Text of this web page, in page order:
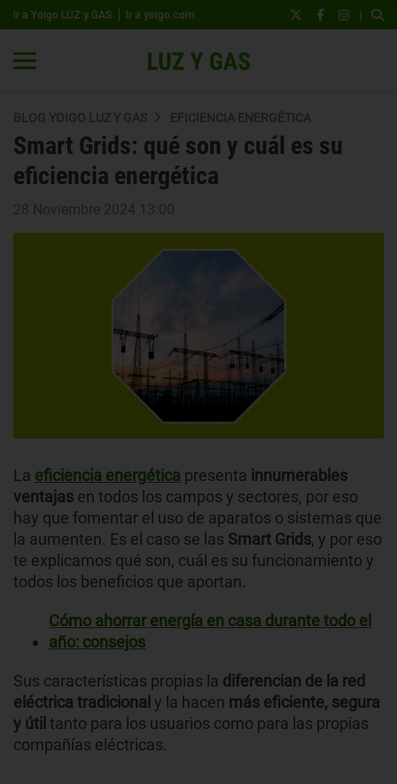
Ir a Yoigo LUZ y GAS Ir a yoigo.com |
BLOG YOIGO LUZ Y GAS EFICIENCIA ENERGÉTICA
Smart Grids: qué son y cuál es su
eficiencia energética
28 Noviembre 2024 13:00
La eficiencia energética presenta innumerables
ventajas en todos los campos y sectores, por eso
hay que fomentar el uso de aparatos o sistemas que
la aumenten. Es el caso se las Smart Grids, y por eso
te explicamos qué son, cuál es su funcionamiento y
todos los beneficios que aportan.
Cómo ahorrar energía en casa durante todo el
año: consejos
Sus características propias la diferencian de la red
eléctrica tradicional y la hacen más eficiente, segura
y útil tanto para los usuarios como para las propias
compañías eléctricas.